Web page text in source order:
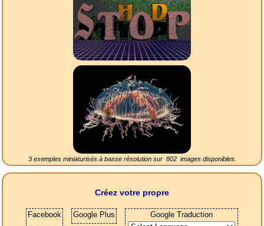
3 exemples miniaturisés à basse résolution sur 802images disponibles.
Créez votre propre
Facebook Google Plus Google Traduction